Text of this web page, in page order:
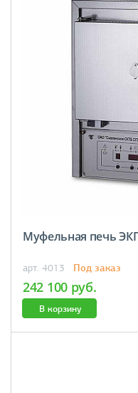
Муфельная печь
арт. 4013 Под заказ
242 100 руб.
В корзину